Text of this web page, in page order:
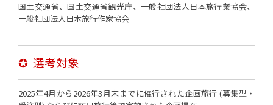
国土交通省、国土交通省観光庁、一般社団法人日本旅行業協会、
一般社団法人日本旅行作家協会
✪ 選考対象
2025年4月から2026年3月末までに催行された企画旅行 (募集型・